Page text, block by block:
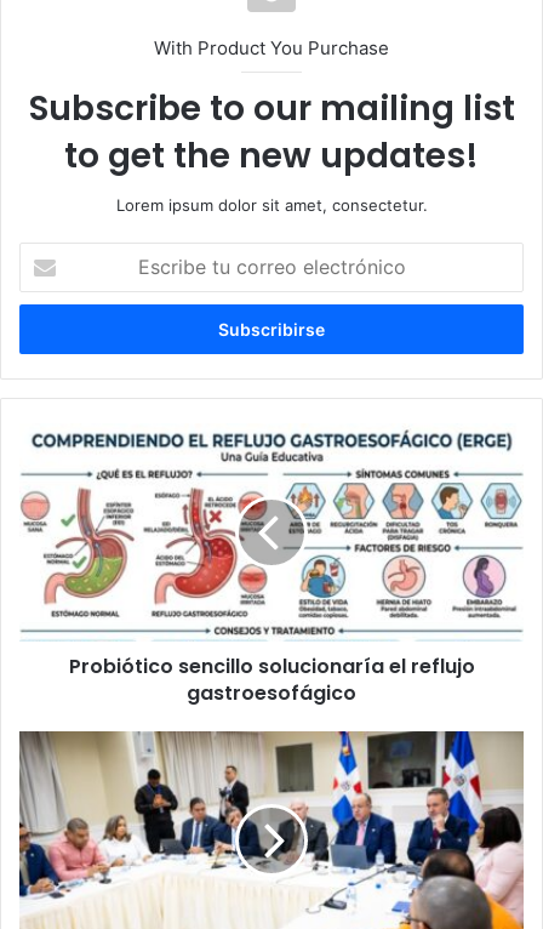
With Product You Purchase
Subscribe to our mailing list
to get the new updates!
Lorem ipsum dolor sit amet, consectetur.
correo
Probiótico
solucionaría
el
reflujo
gastroesofágico
Probiótico sencillo solucionaría el reflujo
gastroesofágico
Ministro
Magín
Díaz:
90
%
de
recaudación
provendrá